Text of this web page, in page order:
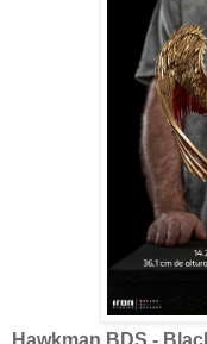
Hawkman BDS -